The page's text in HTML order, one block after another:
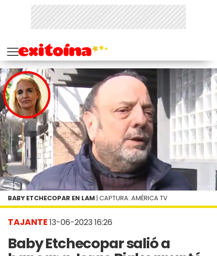
TAJANTE13-06-2023 16:26
Baby Etchecopar salió a
BABY ETCHECOPAR EN LAM | CAPTURA: AMÉRICA TV